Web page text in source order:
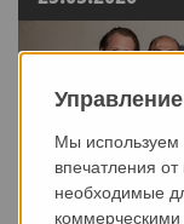
Мы используем
впечатления
необходимые
коммерческими